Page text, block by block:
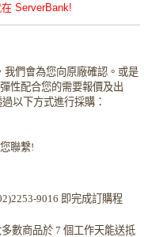
ServerBank!
我們會為您向原廠確認。或是
性配合您的需要報價及出
以下方式進行採購：
聯繫!
9016 即完成訂購程
數商品於 7 個工作天能送抵